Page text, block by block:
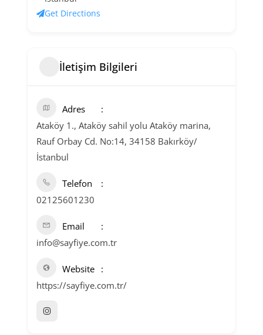
Get Directions
İletişim Bilgileri
Adres
Ataköy 1., Ataköy sahil yolu Ataköy marina,
Rauf Orbay Cd. No:14, 34158 Bakırköy/
İstanbul
Telefon
02125601230
Email
info@sayfiye.com.tr
Website
https://sayfiye.com.tr/